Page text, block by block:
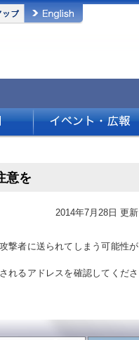
意を
2014年7月28日 更新
撃者に送られてしまう可能性が
れるアドレスを確認してくださ